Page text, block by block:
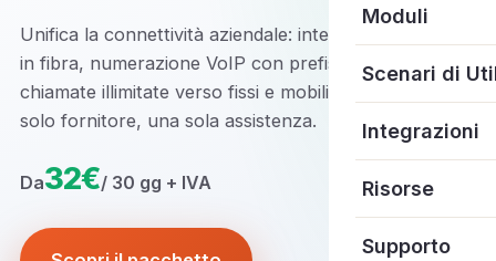
Centralino in
MySegretaria
Scopri tutte
Moduli
Receptionist AI
AI Call Analysis
Contact Center
Scenari di
Studi Medici
Integrazioni
CRM
Sviluppatori
Risorse
Blog
Supporto
Unifica la connettività aziendale: internet ultraveloce
in fibra, numerazione VoIP con prefisso geografico e
chiamate illimitate verso fissi e mobili nazionali. Un
solo fornitore, una sola assistenza.
Da32€/ 30 gg + IVA